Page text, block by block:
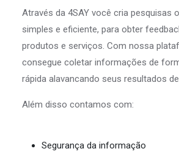
Através da 4SAY você cria pesquisas
simples e eficiente, para obter
produtos e serviços. Com nossa
consegue coletar informações de
rápida alavancando seus resultados de
Além disso contamos com:
Segurança da informação